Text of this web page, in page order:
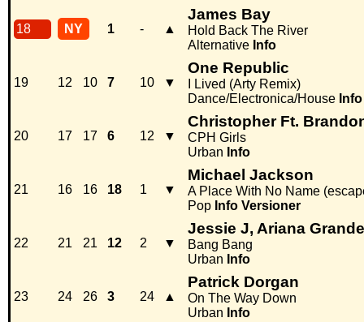
18 NY 1 - ▲
James Bay
Hold Back The River
Alternative Info
19 12 10 7 10 ▼
One Republic
I Lived (Arty Remix)
Dance/Electronica/House Info
20 17 17 6 12 ▼
Christopher Ft.
CPH Girls
Urban Info
21 16 16 18 1 ▼
Michael Jackson
A Place With No Name
Pop Info Versioner
22 21 21 12 2 ▼
Jessie J, Ariana
Bang Bang
Urban Info
23 24 26 3 24 ▲
Patrick Dorgan
On The Way Down
Urban Info